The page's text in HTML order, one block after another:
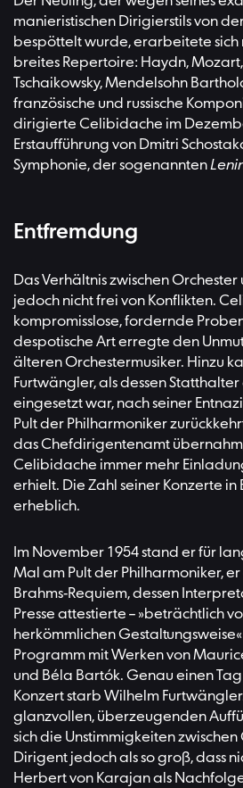
manieristischen Dirigierstils von
bespöttelt wurde, erarbeitete sich
breites Repertoire: Haydn,
Tschaikowsky, Mendelsohn
französische und russische
dirigierte Celibidache im
Erstaufführung von Dmitri
Symphonie, der sogenannten
Entfremdung
Das Verhältnis zwischen
jedoch nicht frei von Konflikten.
kompromisslose, fordernde
despotische Art erregte den
älteren Orchestermusiker. Hinzu
Furtwängler, als dessen
eingesetzt war, nach seiner
Pult der Philharmoniker
das Chefdirigentenamt
Celibidache immer mehr
erhielt. Die Zahl seiner Konzerte
erheblich.
Im November 1954 stand er für
Mal am Pult der Philharmoniker,
Brahms-Requiem, dessen
Presse attestierte – »beträchtlich
herkömmlichen
Programm mit Werken von
und Béla Bartók. Genau einen
Konzert starb Wilhelm
glanzvollen, überzeugenden
sich die Unstimmigkeiten zwischen
Dirigent jedoch als so groß, dass
Herbert von Karajan als